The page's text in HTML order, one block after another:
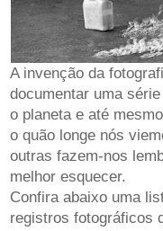
A invenção da
documentar uma
o planeta e até
o quão longe nós
outras fazem-nos
melhor esquecer.
Confira abaixo uma
registros fotográficos